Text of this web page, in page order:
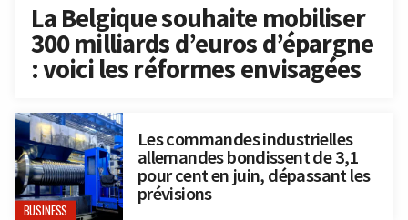
La Belgique souhaite mobiliser
300 milliards d’euros d’épargne
: voici les réformes envisagées
BUSINESS
Les commandes industrielles
allemandes bondissent de 3,1
pour cent en juin, dépassant les
prévisions